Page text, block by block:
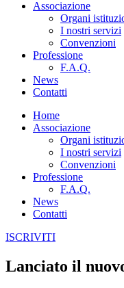
Associazione
Organi
I nostri servizi
Convenzioni
Professione
F.A.Q.
News
Contatti
Home
Associazione
Organi
I nostri servizi
Convenzioni
Professione
F.A.Q.
News
Contatti
ISCRIVITI
Lanciato il